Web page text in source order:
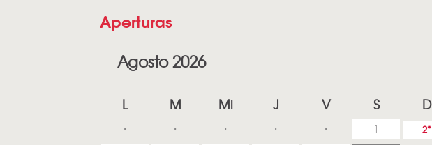
Aperturas
Agosto 2026
L M Mi J V S D
1 2